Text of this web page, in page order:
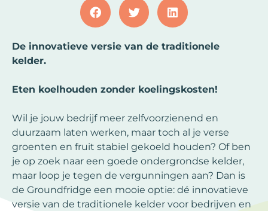
De innovatieve versie van de traditionele
kelder.
Eten koelhouden zonder koelingskosten!
Wil je jouw bedrijf meer zelfvoorzienend en
duurzaam laten werken, maar toch al je verse
groenten en fruit stabiel gekoeld houden? Of ben
je op zoek naar een goede ondergrondse kelder,
maar loop je tegen de vergunningen aan? Dan is
de Groundfridge een mooie optie: dé innovatieve
versie van de traditionele kelder voor bedrijven en